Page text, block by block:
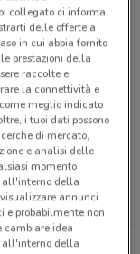
collegato ci informa
delle offerte a
in cui abbia fornito
prestazioni della
raccolte e
la connettività e
meglio indicato
i tuoi dati possono
di mercato,
e analisi delle
momento
all'interno della
annunci
e probabilmente non
cambiare idea
all'interno della